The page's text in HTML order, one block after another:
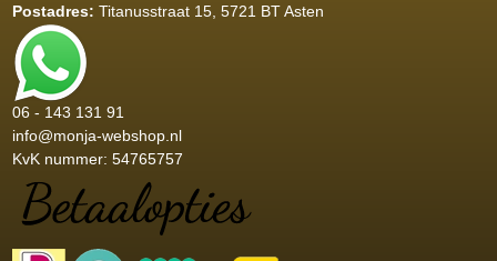
Postadres: Titanusstraat 15, 5721 BT Asten
06 - 143 131 91
info@monja-webshop.nl
KvK nummer: 54765757